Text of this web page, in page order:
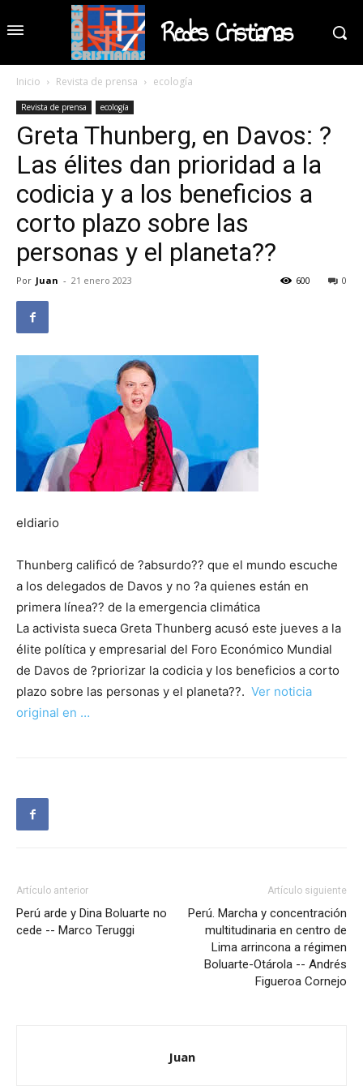
Redes Cristianas
Inicio Revista de prensa ecología
Revista de prensa ecología
Greta Thunberg, en Davos: ?
Las élites dan prioridad a la
codicia y a los beneficios a
corto plazo sobre las
personas y el planeta??
Por Juan - 21 enero 2023 0
600
eldiario
Thunberg calificó de ?absurdo?? que el mundo escuche
a los delegados de Davos y no ?a quienes están en
primera línea?? de la emergencia climática
La activista sueca Greta Thunberg acusó este jueves a la
élite política y empresarial del Foro Económico Mundial
de Davos de ?priorizar la codicia y los beneficios a corto
plazo sobre las personas y el planeta??. Ver noticia
original en …
Artículo anterior
Perú arde y Dina Boluarte no
cede -- Marco Teruggi
Artículo siguiente
Perú. Marcha y concentración
multitudinaria en centro de
Lima arrincona a régimen
Boluarte-Otárola -- Andrés
Figueroa Cornejo
Juan